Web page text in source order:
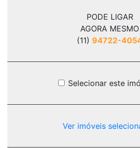
PODE LIGAR
AGORA MESMO
(11) 94722-
Selecionar este
Ver imóveis